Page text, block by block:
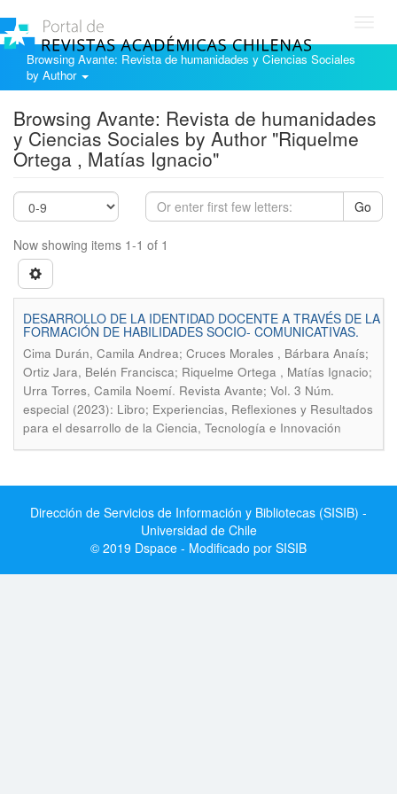
Browsing Avante: Revista de humanidades y Ciencias Sociales
by Author
Browsing Avante: Revista de humanidades
y Ciencias Sociales by Author "Riquelme
Ortega , Matías Ignacio"
Go
Now showing items 1-1 of 1
DESARROLLO DE LA IDENTIDAD DOCENTE A TRAVÉS DE LA
FORMACIÓN DE HABILIDADES SOCIO- COMUNICATIVAS.
Cima Durán, Camila Andrea; Cruces Morales , Bárbara Anaís;
Ortiz Jara, Belén Francisca; Riquelme Ortega , Matías Ignacio;
Urra Torres, Camila Noemí. Revista Avante; Vol. 3 Núm.
especial (2023): Libro; Experiencias, Reflexiones y Resultados
para el desarrollo de la Ciencia, Tecnología e Innovación
Dirección de Servicios de Información y Bibliotecas (SISIB) -
Universidad de Chile
© 2019 Dspace - Modificado por SISIB